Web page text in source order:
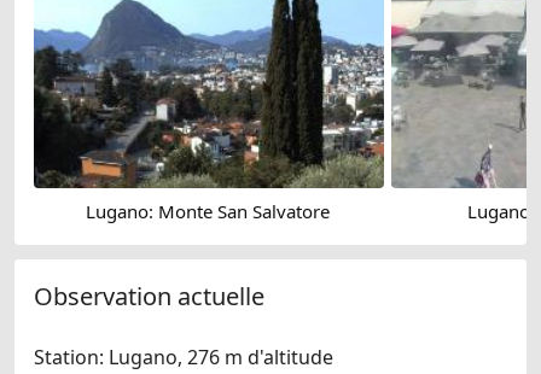
Lugano: Monte San Salvatore Lugano:
Observation actuelle
Station: Lugano, 276 m d'altitude